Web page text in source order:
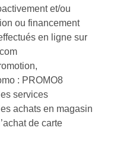
et/ou
ou financement
en ligne sur
: PROMO8
services
achats en magasin
de carte